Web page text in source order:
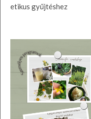
etikus gyűjtéshez